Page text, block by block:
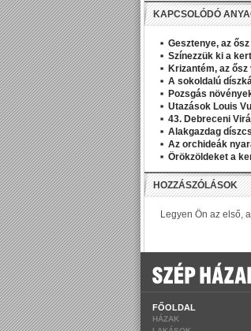
KAPCSOLÓDÓ
Gesztenye, az
Színezzük ki a
Krizantém, az ősz
A sokoldalú
Pozsgás
Utazások Louis
43. Debreceni
Alakgazdag
Az orchideák
Örökzöldeket a
FŐOLDAL
HÁZAK